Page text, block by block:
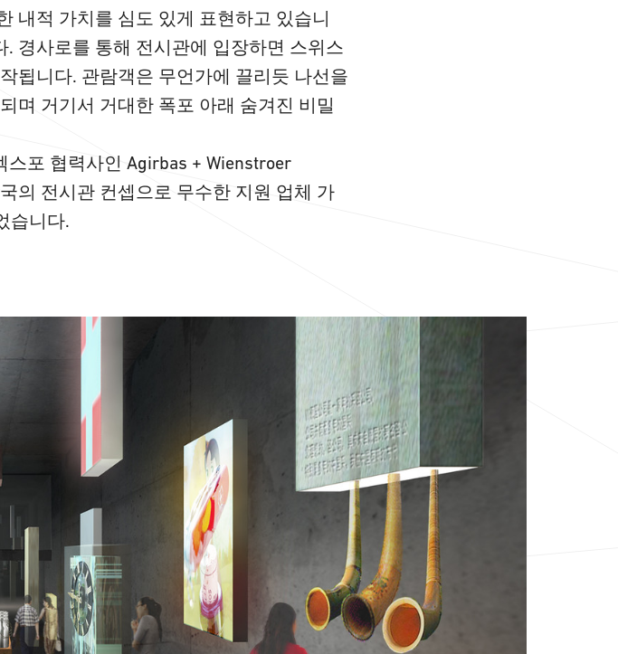
내적 가치를 심도 있게 표현하고 있습니
경사로를 통해 전시관에 입장하면 스위스
됩니다. 관람객은 무언가에 끌리듯 나선을
며 거기서 거대한 폭포 아래 숨겨진 비밀
포 협력사인 Agirbas + Wienstroer
의 전시관 컨셉으로 무수한 지원 업체 가
습니다.